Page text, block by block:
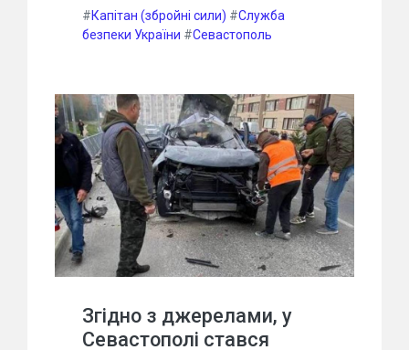
#Капітан (збройні сили) #Служба
безпеки України #Севастополь
Згідно з джерелами, у
Севастополі стався